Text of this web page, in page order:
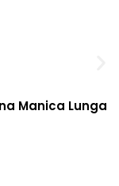
Manica Lunga